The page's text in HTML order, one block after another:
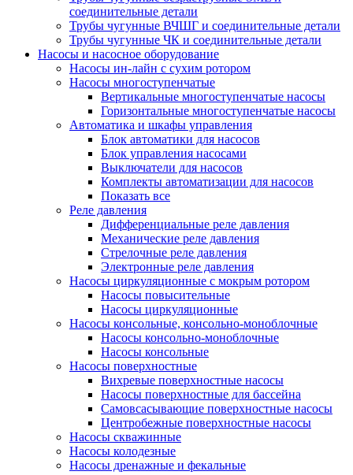
соединительные детали
Трубы чугунные ВЧШГ и соединительные детали
Трубы чугунные ЧК и соединительные детали
Насосы и насосное оборудование
Насосы ин-лайн с сухим ротором
Насосы многоступенчатые
Вертикальные многоступенчатые насосы
Горизонтальные многоступенчатые насосы
Автоматика и шкафы управления
Блок автоматики для насосов
Блок управления насосами
Выключатели для насосов
Комплекты автоматизации для насосов
Показать все
Реле давления
Дифференциальные реле давления
Механические реле давления
Стрелочные реле давления
Электронные реле давления
Насосы циркуляционные с мокрым ротором
Насосы повысительные
Насосы циркуляционные
Насосы консольные, консольно-моноблочные
Насосы консольно-моноблочные
Насосы консольные
Насосы поверхностные
Вихревые поверхностные насосы
Насосы поверхностные для бассейна
Самовсасывающие поверхностные насосы
Центробежные поверхностные насосы
Насосы скважинные
Насосы колодезные
Насосы дренажные и фекальные